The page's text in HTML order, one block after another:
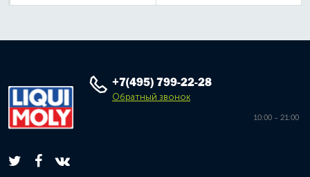
+7(495) 799-22-28
Обратный звонок
10:00 – 21:00